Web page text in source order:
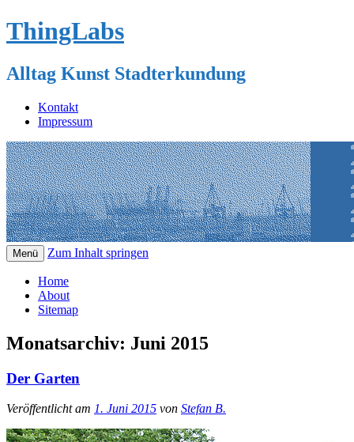
ThingLabs
Alltag Kunst Stadterkundung
Kontakt
Impressum
Menü Zum Inhalt springen
Home
About
Sitemap
Monatsarchiv: Juni 2015
Der Garten
Veröffentlicht am 1. Juni 2015 von Stefan B.